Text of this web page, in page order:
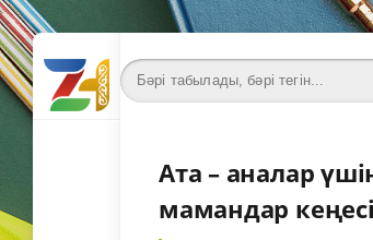
Ата – аналар
мамандар кеңесі